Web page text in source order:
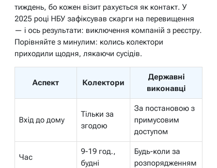
тиждень, бо кожен візит рахується як контакт. У
2025 році НБУ зафіксував скарги на перевищення
— і ось результати: виключення компаній з реєстру.
Порівняйте з минулим: колись колектори
приходили щодня, лякаючи сусідів.
Аспект Колектори
Державні
виконавці
Вхід до дому
Тільки за
згодою
За постановою з
примусовим
доступом
Час
9-19 год.,
будні
Будь-коли за
розпорядженням